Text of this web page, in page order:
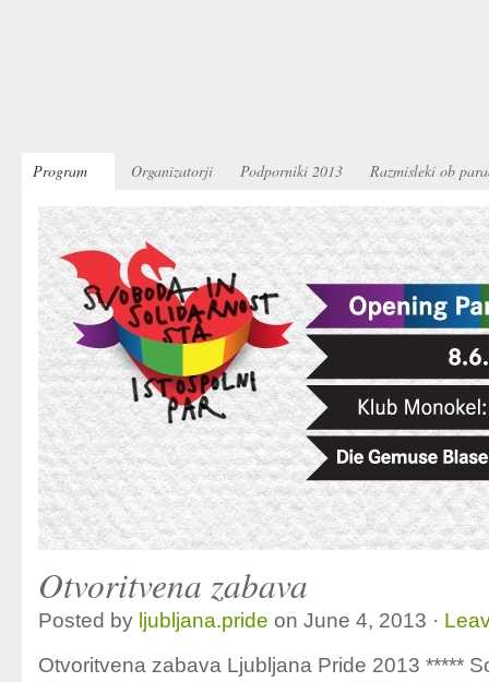
Program Organizatorji Podporniki 2013 Razmisleki ob
Otvoritvena zabava
Posted by ljubljana.pride on June 4, 2013 ·
Otvoritvena zabava Ljubljana Pride 2013 *****